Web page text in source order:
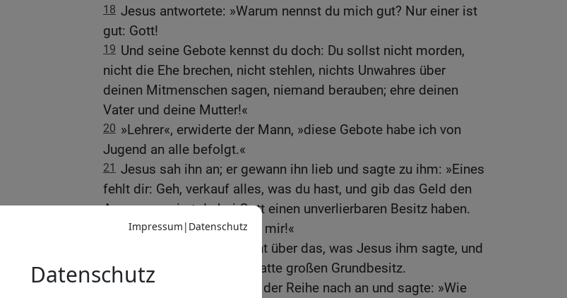
18 Jesus antwortete: »Warum nennst du mich gut? Nur einer ist
gut: Gott!
19 Und seine Gebote kennst du doch: Du sollst nicht morden,
nicht die Ehe brechen, nicht stehlen, nichts Unwahres über
deinen Mitmenschen sagen, niemand berauben; ehre deinen
Vater und deine Mutter!«
20 »Lehrer«, erwiderte der Mann, »diese Gebote habe ich von
Jugend an alle befolgt.«
21 Jesus sah ihn an; er gewann ihn lieb und sagte zu ihm: »Eines
fehlt dir: Geh, verkauf alles, was du hast, und gib das Geld den
Armen, so wirst du bei Gott einen unverlierbaren Besitz haben.
Und dann komm und folge mir!«
Der Mann war enttäuscht über das, was Jesus ihm sagte, und
ging traurig weg; denn er hatte großen Grundbesitz.
23 Jesus sah seine Jünger der Reihe nach an und sagte: »Wie